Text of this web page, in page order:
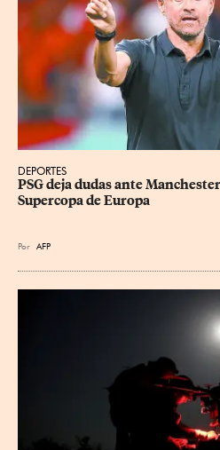
DEPORTES
PSG deja dudas ante
Supercopa de Europa
Por AFP